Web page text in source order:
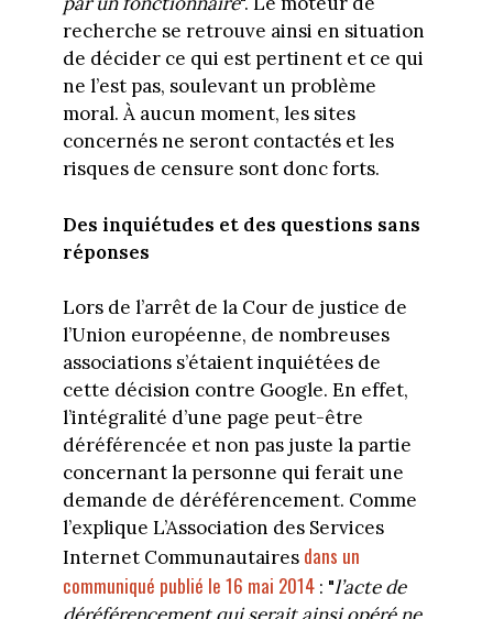
recherche se retrouve ainsi en situation
de décider ce qui est pertinent et ce qui
ne l’est pas, soulevant un problème
moral. À aucun moment, les sites
concernés ne seront contactés et les
risques de censure sont donc forts.
Des inquiétudes et des questions sans
réponses
Lors de l’arrêt de la Cour de justice de
l’Union européenne, de nombreuses
associations s’étaient inquiétées de
cette décision contre Google. En effet,
l’intégralité d’une page peut-être
déréférencée et non pas juste la partie
concernant la personne qui ferait une
demande de déréférencement. Comme
l’explique L’Association des Services
Internet Communautaires dans un
communiqué publié le 16 mai 2014 : "l’acte de